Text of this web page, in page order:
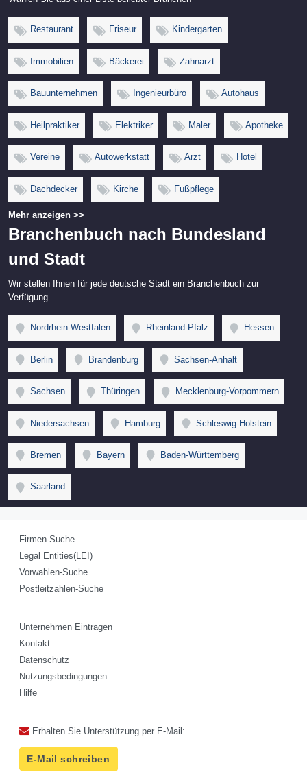
Restaurant Friseur Kindergarten
Immobilien Bäckerei Zahnarzt
Bauunternehmen Ingenieurbüro Autohaus
Heilpraktiker Elektriker Maler Apotheke
Vereine Autowerkstatt Arzt Hotel
Dachdecker Kirche Fußpflege
Mehr anzeigen >>
Branchenbuch nach Bundesland
und Stadt
Wir stellen Ihnen für jede deutsche Stadt ein Branchenbuch zur
Verfügung
Nordrhein-Westfalen Rheinland-Pfalz Hessen
Berlin Brandenburg Sachsen-Anhalt
Sachsen Thüringen Mecklenburg-Vorpommern
Niedersachsen Hamburg Schleswig-Holstein
Bremen Bayern Baden-Württemberg
Saarland
Firmen-Suche
Legal Entities(LEI)
Vorwahlen-Suche
Postleitzahlen-Suche
Unternehmen Eintragen
Kontakt
Datenschutz
Nutzungsbedingungen
Hilfe
Erhalten Sie Unterstützung per E-Mail:
E-Mail schreiben